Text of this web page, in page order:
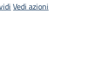
Vedi azioni